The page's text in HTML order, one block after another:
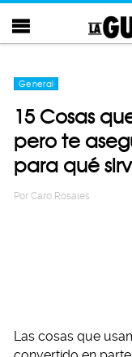
General
15 Cosas
pero te
para qué
Por Caro Rosales
Las cosas que